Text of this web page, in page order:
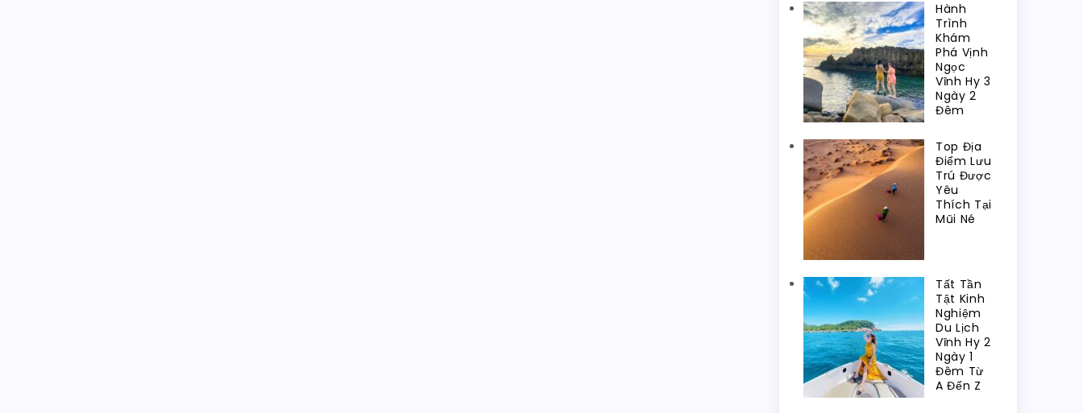
Hành
Trình
Khám
Phá Vịnh
Ngọc
Vĩnh Hy 3
Ngày 2
Đêm
Top Địa
Điểm Lưu
Trú Được
Yêu
Thích Tại
Mũi Né
Tất Tần
Tật Kinh
Nghiệm
Du Lịch
Vĩnh Hy 2
Ngày 1
Đêm Từ
A Đến Z